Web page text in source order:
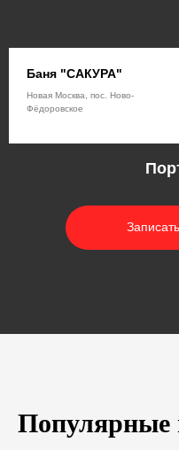
Баня "САКУРА"
Новая Москва, пос. Ново-
Фёдоровское
Популярные